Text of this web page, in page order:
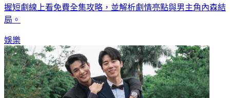
握短劇線上看免費全集攻略，並解析劇情亮點與男主角內森結
局。
娛樂